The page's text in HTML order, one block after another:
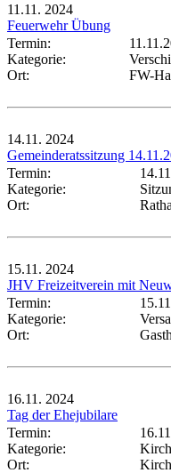
11.11. 2024
Feuerwehr Übung
Termin:
Kategorie:
Ort:
FW-
14.11. 2024
Gemeinderatssitzung
Termin:
Kategorie:
Ort:
15.11. 2024
JHV Freizeitverein mit
Termin:
Kategorie:
Ort:
16.11. 2024
Tag der Ehejubilare
Termin:
Kategorie:
Ort: